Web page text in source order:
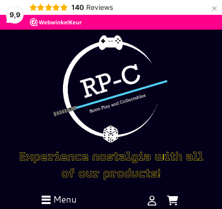
9,9
140 Reviews ×
Experience nostalgia with all
of our products!
Menu